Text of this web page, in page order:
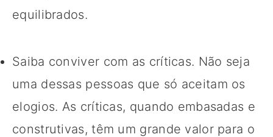
equilibrados.
Saiba conviver com as críticas. Não seja
uma dessas pessoas que só aceitam os
elogios. As críticas, quando embasadas e
construtivas, têm um grande valor para o